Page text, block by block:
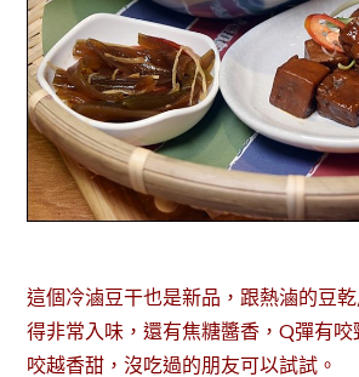
這個冷滷豆干也是新品，跟熱滷的豆
得非常入味，還有焦糖醬香，Q彈有
咬越香甜，沒吃過的朋友可以試試。